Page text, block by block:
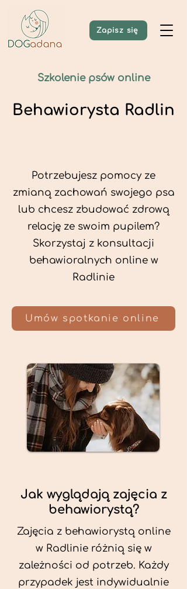
Zapisz się
Szkolenie psów online
Behawiorysta Radlin
Potrzebujesz pomocy ze
zmianą zachowań swojego psa
lub chcesz zbudować zdrową
relację ze swoim pupilem?
Skorzystaj z konsultacji
behawioralnych online w
Radlinie
Umów spotkanie online
Jak wyglądają zajęcia z
behawiorystą?
Zajęcia z behawiorystą online
w Radlinie różnią się w
zależności od potrzeb. Każdy
przypadek jest indywidualnie